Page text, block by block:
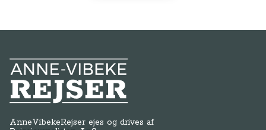
Anne-Vibeke Rejser
AnneVibekeRejser ejes og drives af